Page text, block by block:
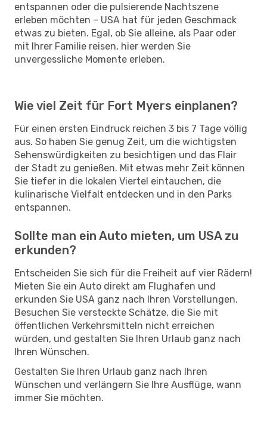
entspannen oder die pulsierende Nachtszene
erleben möchten – USA hat für jeden Geschmack
etwas zu bieten. Egal, ob Sie alleine, als Paar oder
mit Ihrer Familie reisen, hier werden Sie
unvergessliche Momente erleben.
Wie viel Zeit für Fort Myers einplanen?
Für einen ersten Eindruck reichen 3 bis 7 Tage völlig
aus. So haben Sie genug Zeit, um die wichtigsten
Sehenswürdigkeiten zu besichtigen und das Flair
der Stadt zu genießen. Mit etwas mehr Zeit können
Sie tiefer in die lokalen Viertel eintauchen, die
kulinarische Vielfalt entdecken und in den Parks
entspannen.
Sollte man ein Auto mieten, um USA zu
erkunden?
Entscheiden Sie sich für die Freiheit auf vier Rädern!
Mieten Sie ein Auto direkt am Flughafen und
erkunden Sie USA ganz nach Ihren Vorstellungen.
Besuchen Sie versteckte Schätze, die Sie mit
öffentlichen Verkehrsmitteln nicht erreichen
würden, und gestalten Sie Ihren Urlaub ganz nach
Ihren Wünschen.
Gestalten Sie Ihren Urlaub ganz nach Ihren
Wünschen und verlängern Sie Ihre Ausflüge, wann
immer Sie möchten.